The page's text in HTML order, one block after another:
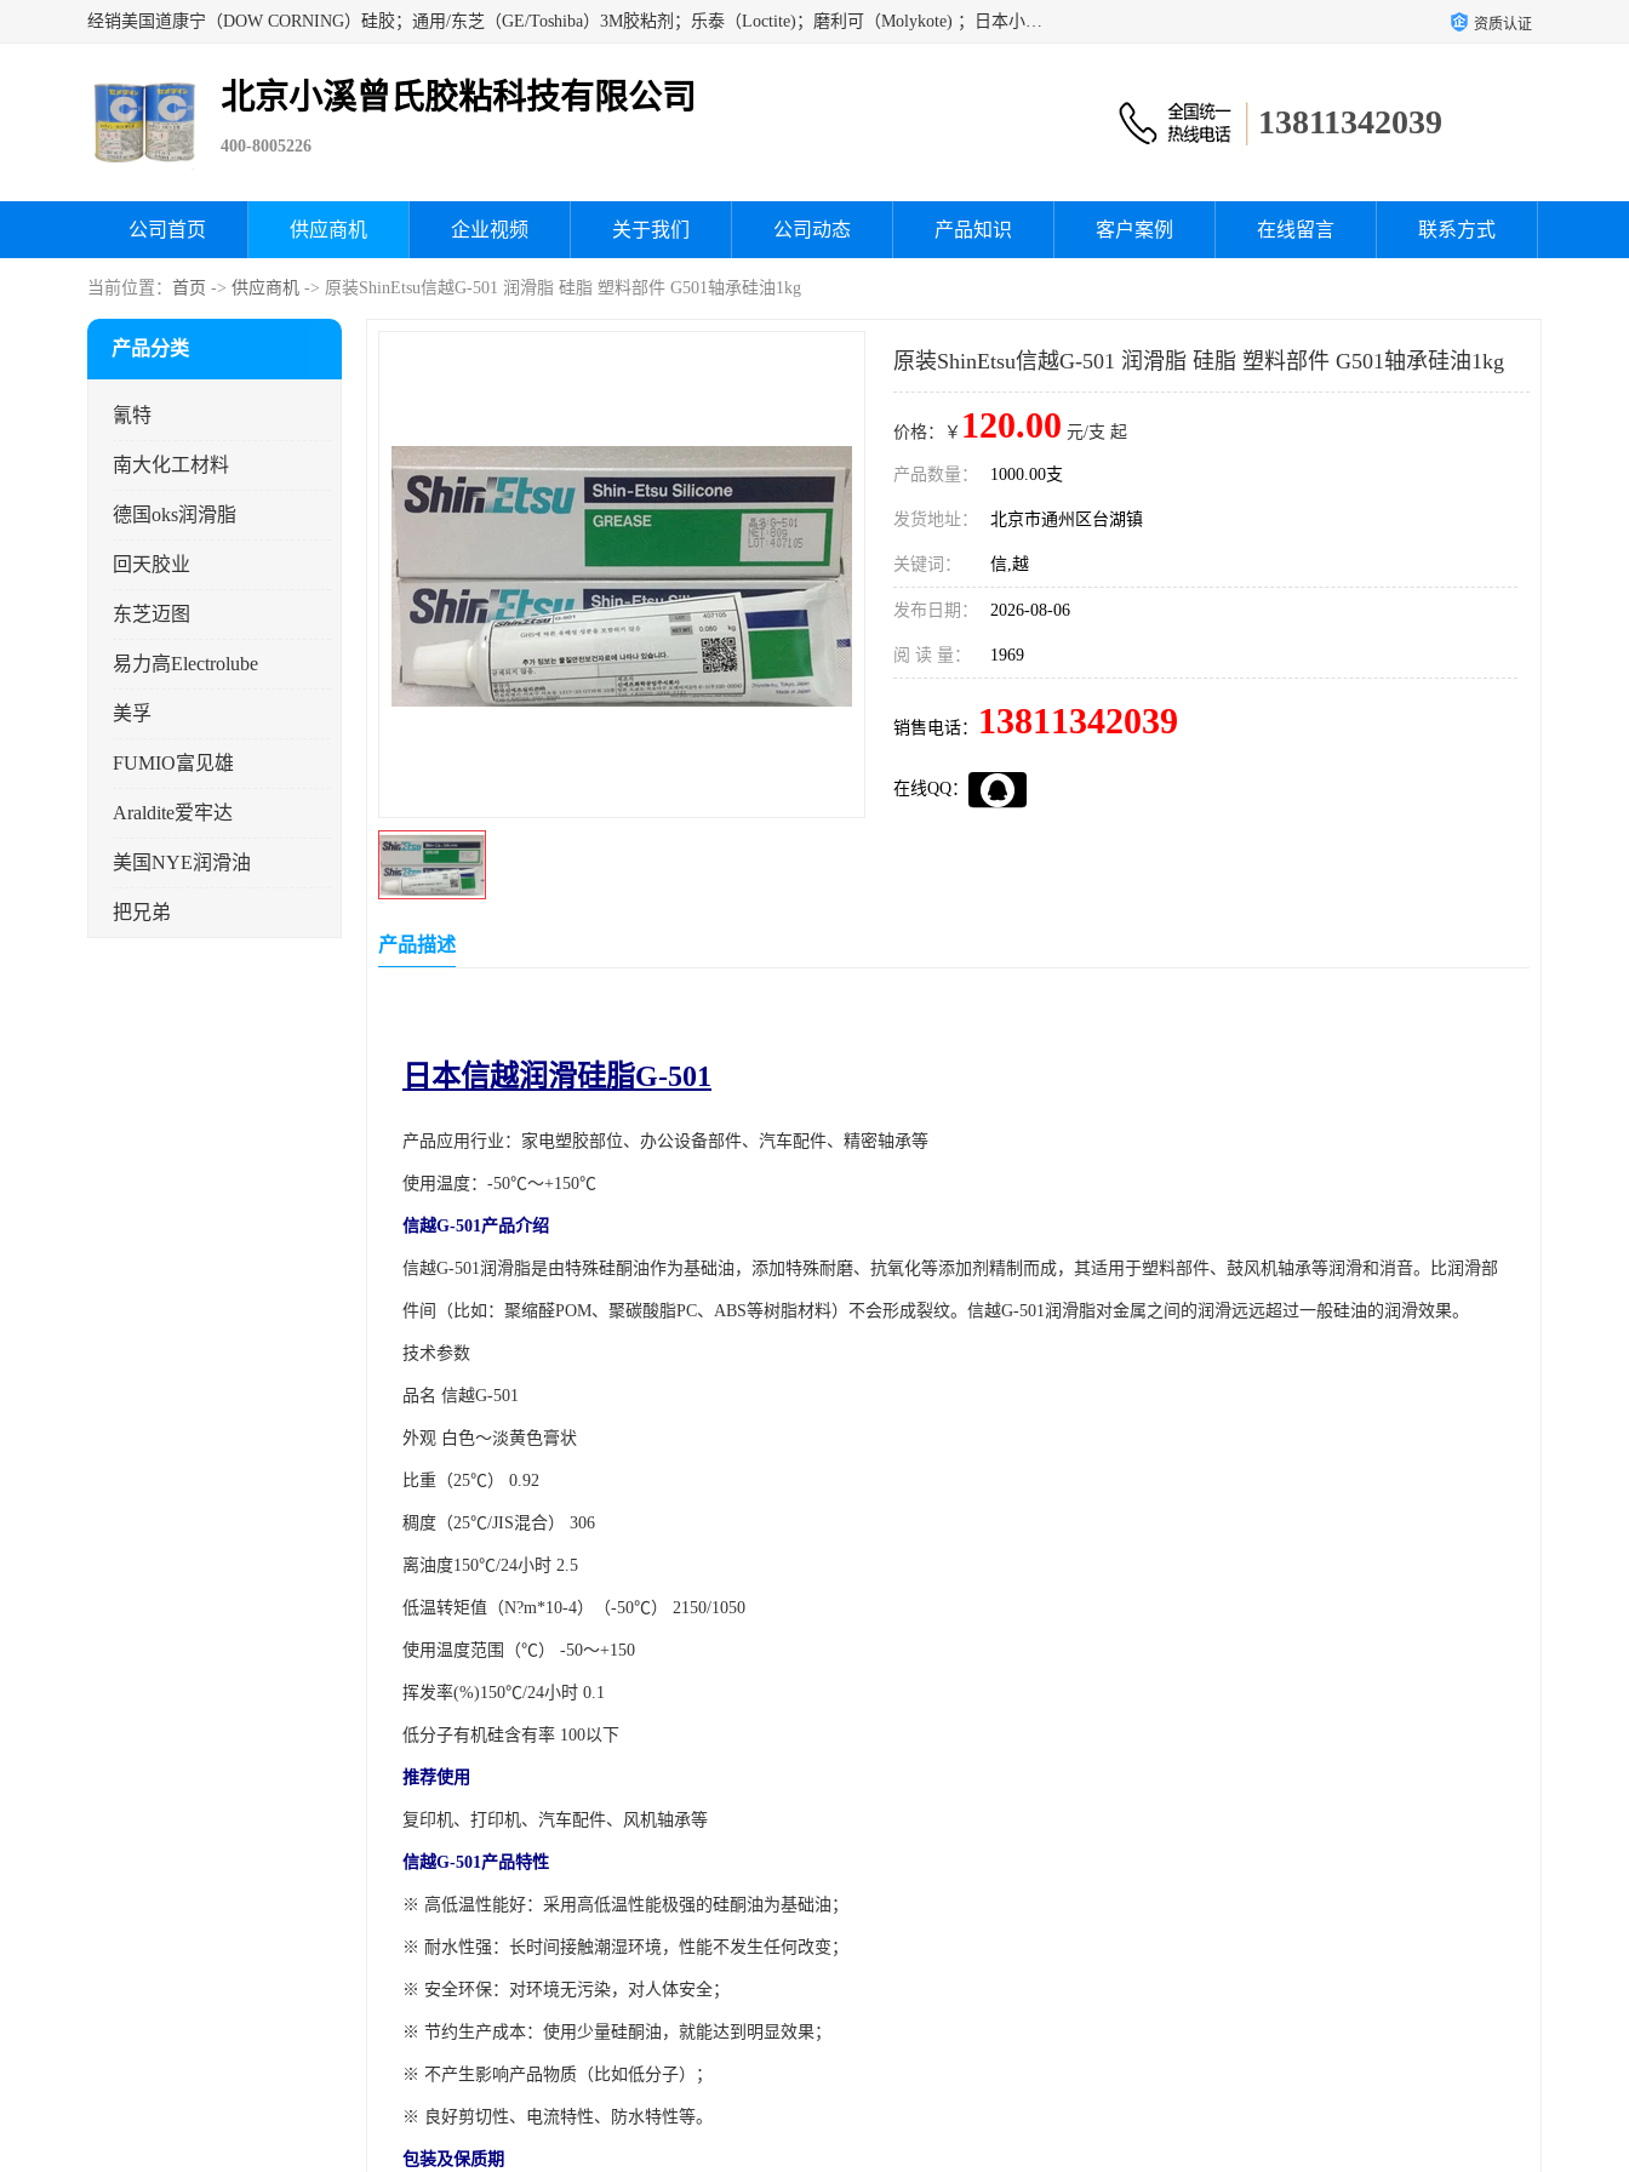
经销美国道康宁（DOW CORNING）硅胶；通用/东芝（GE/Toshiba）3M胶粘剂；乐泰（Loctite)；磨利可（Molykote) ；日本小西（KONISHI）硅胶；施敏打硬,硅胶；信越 产品；关东化成防潮披腹胶 ；三键；索尼；韩国Diabond，等各种电子电机电器进口硅胶产品、硅脂、硅油，经销美国道康宁（DOW CORNING）硅胶等 资质认证
北京小溪曾氏胶粘科技有限公司
400-8005226
13811342039
公司首页 供应商机 企业视频 关于我们 公司动态 产品知识 客户案例 在线留言 联系方式
当前位置： 首页 -> 供应商机 -> 原装ShinEtsu信越G-501 润滑脂 硅脂 塑料部件 G501轴承硅油1kg
产品分类
氰特
南大化工材料
德国oks润滑脂
回天胶业
东芝迈图
易力高Electrolube
美孚
FUMIO富见雄
Araldite爱牢达
美国NYE润滑油
把兄弟
原装ShinEtsu信越G-501 润滑脂 硅脂 塑料部件 G501轴承硅油1kg
价格：￥ 120.00 元/支 起
产品数量： 1000.00支
发货地址： 北京市通州区台湖镇
关键词： 信,越
发布日期： 2026-08-06
阅 读 量： 1969
销售电话： 13811342039
在线QQ：
产品描述
日本信越润滑硅脂G-501
产品应用行业：家电塑胶部位、办公设备部件、汽车配件、精密轴承等
使用温度：-50℃～+150℃
信越G-501产品介绍
信越G-501润滑脂是由特殊硅酮油作为基础油，添加特殊耐磨、抗氧化等添加剂精制而成，其适用于塑料部件、鼓风机轴承等润滑和消音。比润滑部
件间（比如：聚缩醛POM、聚碳酸脂PC、ABS等树脂材料）不会形成裂纹。信越G-501润滑脂对金属之间的润滑远远超过一般硅油的润滑效果。
技术参数
品名 信越G-501
外观 白色～淡黄色膏状
比重（25℃） 0.92
稠度（25℃/JIS混合） 306
离油度150℃/24小时 2.5
低温转矩值（N?m*10-4）（-50℃） 2150/1050
使用温度范围（℃） -50～+150
挥发率(%)150℃/24小时 0.1
低分子有机硅含有率 100以下
推荐使用
复印机、打印机、汽车配件、风机轴承等
信越G-501产品特性
※ 高低温性能好：采用高低温性能极强的硅酮油为基础油；
※ 耐水性强：长时间接触潮湿环境，性能不发生任何改变；
※ 安全环保：对环境无污染，对人体安全；
※ 节约生产成本：使用少量硅酮油，就能达到明显效果；
※ 不产生影响产品物质（比如低分子）；
※ 良好剪切性、电流特性、防水特性等。
包装及保质期